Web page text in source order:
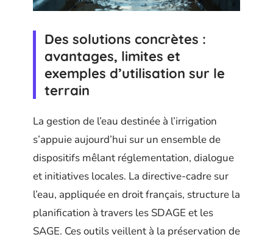
Des solutions concrètes :
avantages, limites et
exemples d’utilisation sur le
terrain
La gestion de l’eau destinée à l’irrigation
s’appuie aujourd’hui sur un ensemble de
dispositifs mêlant réglementation, dialogue
et initiatives locales. La directive-cadre sur
l’eau, appliquée en droit français, structure la
planification à travers les SDAGE et les
SAGE. Ces outils veillent à la préservation de